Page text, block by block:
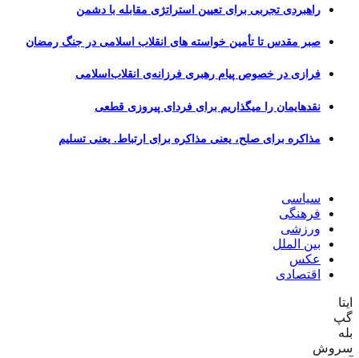
راهبردی تجربی برای تعیین استراتژی مقابله با دشمن
صبر مقدس تا تأمین خواسته های انقلاب اسلامی در جنگ رمضان
فرازی در خصوص پیام رهبری فرزانه‌ی انقلاب‌اسلامی
نقدهایمان را میگذاریم برای فردای پیروزی قطعی
مذاکره برای صلح، یعنی مذاکره برای ارتباط. یعنی تسلیم
سیاسی
فرهنگی
ورزشی
بین الملل
عکس
اقتصادی
ایتا
گپ
بله
سروش